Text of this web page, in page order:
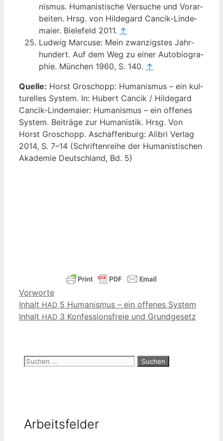
nis­mus. Huma­nis­ti­sche Ver­su­che und Vor­ar­
bei­ten. Hrsg. von Hil­de­gard Can­cik-Lin­de­
mai­er. Bie­le­feld 2011. ↑
Lud­wig Mar­cu­se: Mein zwan­zigs­tes Jahr­
hun­dert. Auf dem Weg zu einer Auto­bio­gra­
phie. Mün­chen 1960, S. 140. ↑
Quel­le: Horst Gro­schopp: Huma­nis­mus – ein kul­
tu­rel­les Sys­tem. In: Hubert Can­cik / Hil­de­gard
Can­cik-Lin­de­mai­er: Huma­nis­mus – ein offe­nes
Sys­tem. Bei­trä­ge zur Huma­nis­tik. Hrsg. Von
Horst Gro­schopp. Aschaf­fen­burg: Ali­bri Ver­lag
2014, S. 7–14 (Schrif­ten­rei­he der Huma­nis­ti­schen
Aka­de­mie Deutsch­land, Bd. 5)
Kategorien
Vorworte
Inhalt HAD 5 Humanismus – ein offenes System
Inhalt HAD 3 Konfessionsfreie und Grundgesetz
Suchen
Arbeitsfelder